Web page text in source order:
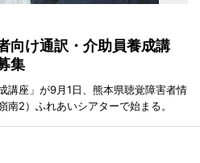
向け通訳・介助員養成講
集
講座」が9月1日、熊本県聴覚障害者情
2）ふれあいシアターで始まる。